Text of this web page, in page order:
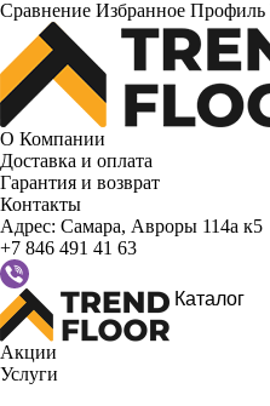
Сравнение Избранное Профиль
О Компании
Доставка и оплата
Гарантия и возврат
Контакты
Адрес: Самара, Авроры 114а к5
+7 846 491 41 63
Каталог
Акции
Услуги